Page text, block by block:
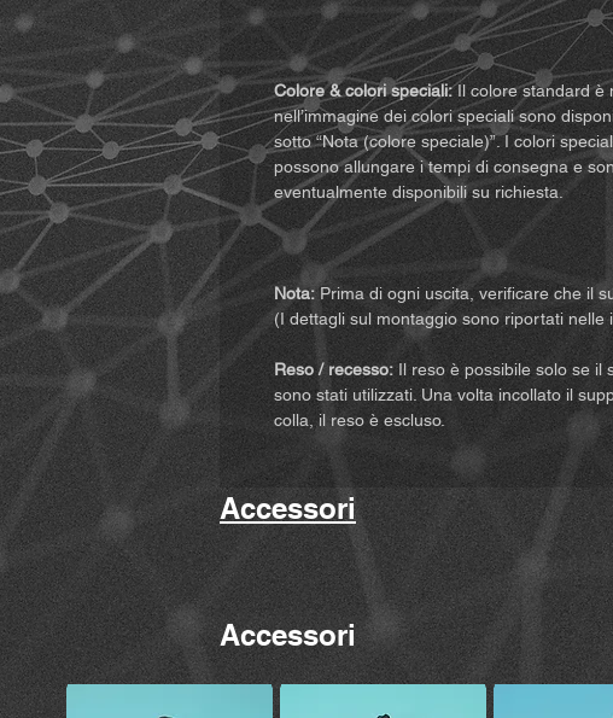
Colore & colori speciali:Il colore standard è
nell’immagine dei colori speciali sono
sotto “Nota (colore speciale)”. I colori
possono allungare i tempi di consegna e
eventualmente disponibili su richiesta.
Nota: Prima di ogni uscita, verificare che il
(I dettagli sul montaggio sono riportati nelle
Reso / recesso:Il reso è possibile solo se il
sono stati utilizzati. Una volta incollato il
colla, il reso è escluso.
Accessori
Accessori